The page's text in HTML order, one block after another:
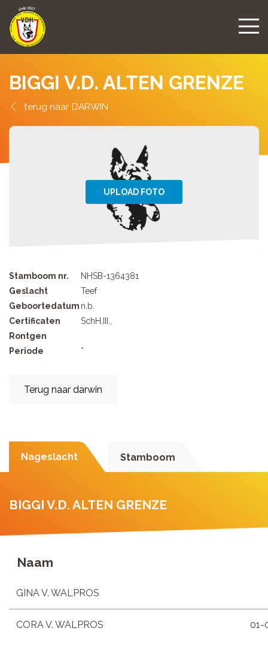
BIGGI V.D. ALTEN GRENZE
DARWIN
Stamboom nr.
NHSB-1364381
Geslacht
Teef
Geboortedatum n.b.
Certificaten
SchH.III.,
Rontgen
Periode
*
Terug naar darwin
Nageslacht Stamboom
BIGGI V.D. ALTEN GRENZE
Naam
GINA V. WALPROS
CORA V. WALPROS 01-